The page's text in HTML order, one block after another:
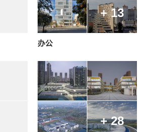
+ 13
办公
+ 28